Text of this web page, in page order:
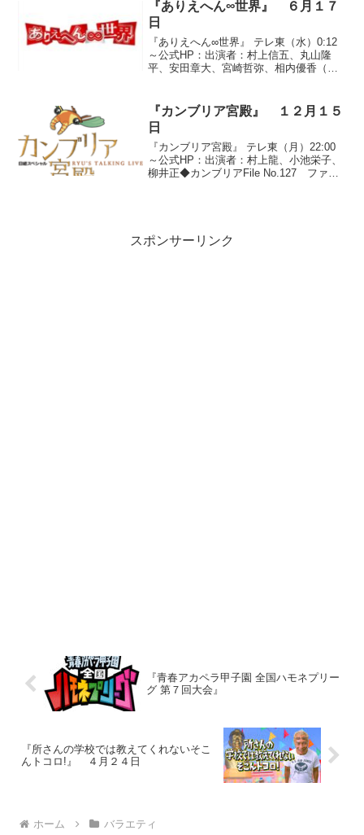
顔認証システム...
『ありえへん∞世界』 ６月１７
日
『ありえへん∞世界』 テレ東（水）0:12
～公式HP：出演者：村上信五、丸山隆
平、安田章大、宮崎哲弥、相内優香（テ
写プロジェクト！UMA衝撃写真BEST
３」●第３位『不...
『カンブリア宮殿』 １２月１５
日
『カンブリア宮殿』 テレ東（月）22:00
～公式HP：出演者：村上龍、小池栄子、
柳井正◆カンブリアFile No.127 ファー
スポンサーリンク
『青春アカペラ甲子園 全国ハモネプリー
グ 第７回大会』
『所さんの学校では教えてくれないそこ
んトコロ!』 ４月２４日
ホーム バラエティ